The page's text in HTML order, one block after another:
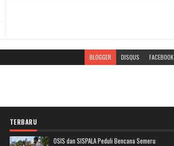
BLOGGER DISQUS FACEBOOK
TERBARU
OSIS dan SISPALA Peduli Bencana Semeru